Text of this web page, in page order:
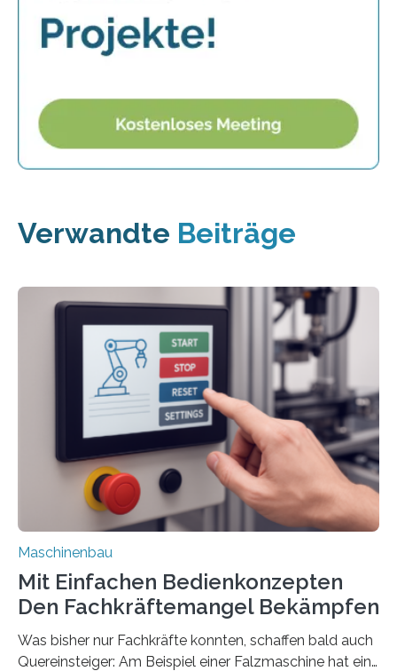
Verwandte Beiträge
Maschinenbau
Mit Einfachen Bedienkonzepten
Den Fachkräftemangel Bekämpfen
Was bisher nur Fachkräfte konnten, schaffen bald auch
Quereinsteiger: Am Beispiel einer Falzmaschine hat ein